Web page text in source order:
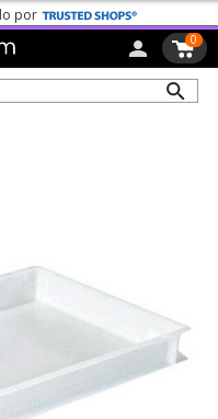
por
0